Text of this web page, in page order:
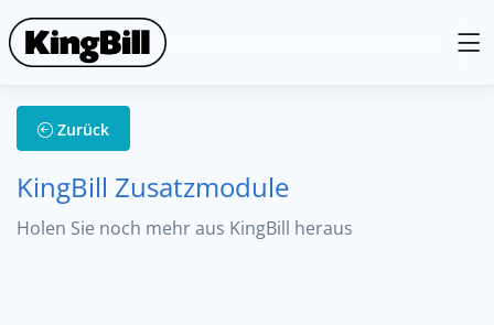
Zurück
KingBill Zusatzmodule
Holen Sie noch mehr aus KingBill heraus